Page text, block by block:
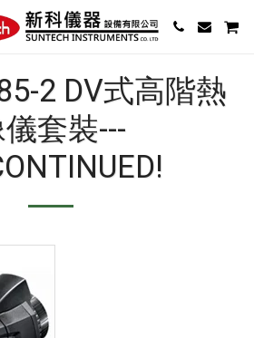
2 DV式高階熱
套裝---